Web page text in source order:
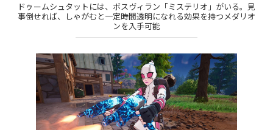
ドゥームシュタットには、ボスヴィラン「ミステリオ」がいる。見
事倒せれば、しゃがむと一定時間透明になれる効果を持つメダリオ
ンを入手可能